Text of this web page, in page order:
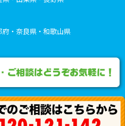
・奈良県・和歌山県